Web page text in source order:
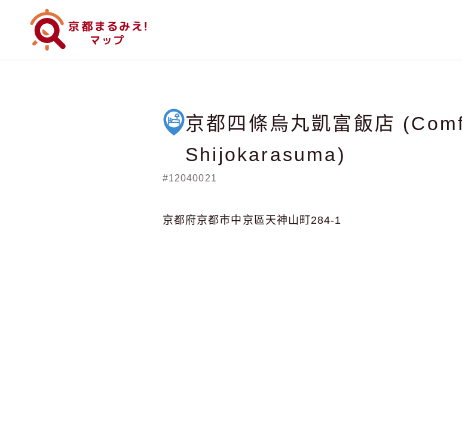
京都四條烏丸凱富飯店
Shijokarasuma)
#12040021
京都府京都市中京區天神山町284-1